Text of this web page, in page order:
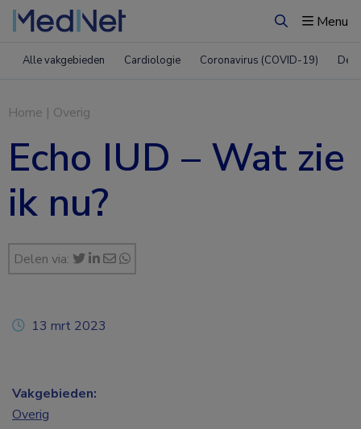
ZoekenMenu
Alle vakgebieden Cardiologie Coronavirus (COVID-19)
Home | Overig
Echo IUD – Wat zie
ik nu?
Delen via:
13 mrt 2023
Vakgebieden:
Overig